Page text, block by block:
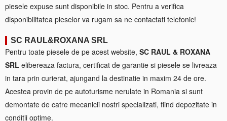
piesele expuse sunt disponibile in stoc. Pentru a verifica
disponibilitatea pieselor va rugam sa ne contactati telefonic!
SC RAUL&ROXANA SRL
Pentru toate piesele de pe acest website, SC RAUL & ROXANA
SRL elibereaza factura, certificat de garantie si piesele se livreaza
in tara prin curierat, ajungand la destinatie in maxim 24 de ore.
Acestea provin de pe autoturisme nerulate in Romania si sunt
demontate de catre mecanicii nostri specializati, fiind depozitate in
conditii optime.